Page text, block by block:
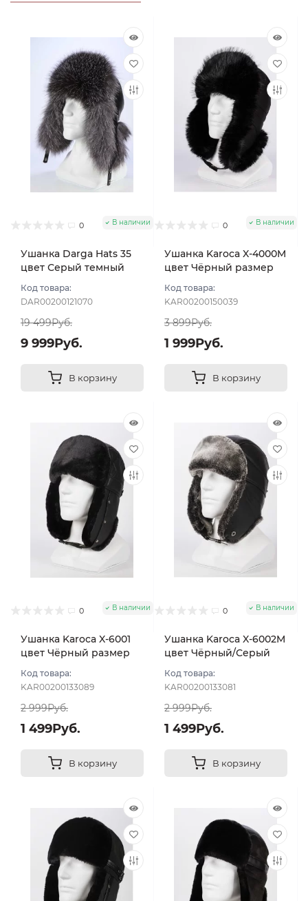
0 В наличии
Ушанка Darga Hats 35
цвет Серый темный
Код товара:
DAR00200121070
19 499Руб.
9 999Руб.
В корзину
0 В наличии
Ушанка Karoca X-4000M
цвет Чёрный размер
Код товара:
KAR00200150039
3 899Руб.
1 999Руб.
В корзину
0 В наличии
Ушанка Karoca X-6001
цвет Чёрный размер
Код товара:
KAR00200133089
2 999Руб.
1 499Руб.
В корзину
0 В наличии
Ушанка Karoca X-6002M
цвет Чёрный/Серый
Код товара:
KAR00200133081
2 999Руб.
1 499Руб.
В корзину